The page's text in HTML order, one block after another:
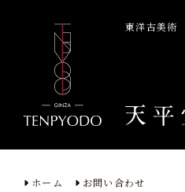
東洋古美術
ホーム お問い合わせ